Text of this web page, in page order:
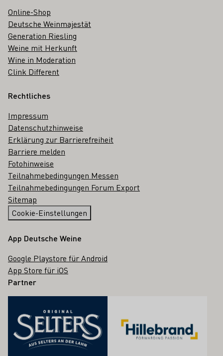
Online-Shop
Deutsche Weinmajestät
Generation Riesling
Weine mit Herkunft
Wine in Moderation
Clink Different
Rechtliches
Impressum
Datenschutzhinweise
Erklärung zur Barrierefreiheit
Barriere melden
Fotohinweise
Teilnahmebedingungen Messen
Teilnahmebedingungen Forum Export
Sitemap
Cookie-Einstellungen
App Deutsche Weine
Google Playstore für Android
App Store für iOS
Partner